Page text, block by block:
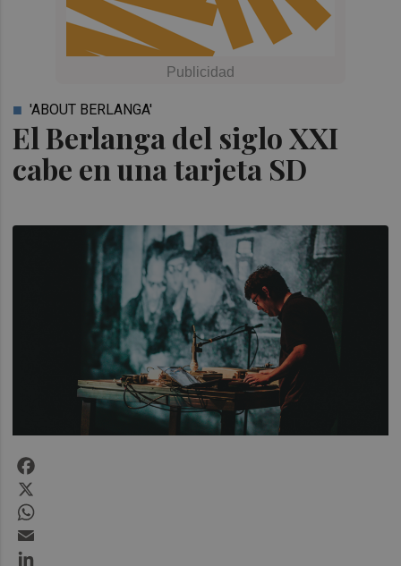
El Berlanga del siglo XXI
cabe en una tarjeta SD
'ABOUT BERLANGA'